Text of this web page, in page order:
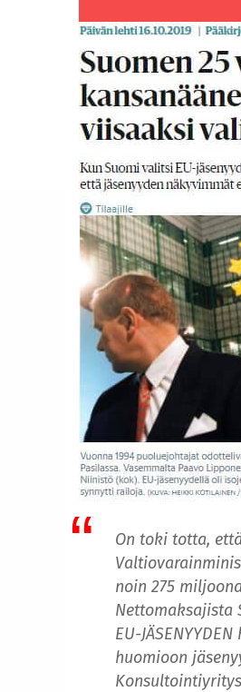
On toki totta,
noin 275
Nettomaksajista
EU-
huomioon